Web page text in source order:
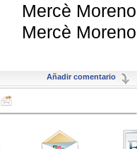
Mercè Moreno
Mercè Moreno
Añadir comentario